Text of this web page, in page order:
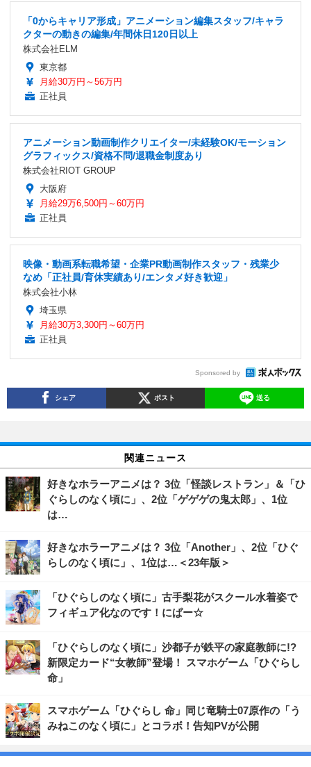
「0からキャリア形成」アニメーション編集スタッフ/キャラ
クターの動きの編集/年間休日120日以上
株式会社ELM
東京都
月給30万円～56万円
正社員
アニメーション動画制作クリエイター/未経験OK/モーション
グラフィックス/資格不問/退職金制度あり
株式会社RIOT GROUP
大阪府
月給29万6,500円～60万円
正社員
映像・動画系転職希望・企業PR動画制作スタッフ・残業少
なめ「正社員/育休実績あり/エンタメ好き歓迎」
株式会社小林
埼玉県
月給30万3,300円～60万円
正社員
Sponsored by
シェア ポスト 送る
関連ニュース
好きなホラーアニメは？ 3位「怪談レストラン」＆「ひ
ぐらしのなく頃に」、2位「ゲゲゲの鬼太郎」、1位
は…
好きなホラーアニメは？ 3位「Another」、2位「ひぐ
らしのなく頃に」、1位は…＜23年版＞
「ひぐらしのなく頃に」古手梨花がスクール水着姿で
フィギュア化なのです！にぱー☆
「ひぐらしのなく頃に」沙都子が鉄平の家庭教師に!?
新限定カード“女教師”登場！ スマホゲーム「ひぐらし
命」
スマホゲーム「ひぐらし 命」同じ竜騎士07原作の「う
みねこのなく頃に」とコラボ！告知PVが公開